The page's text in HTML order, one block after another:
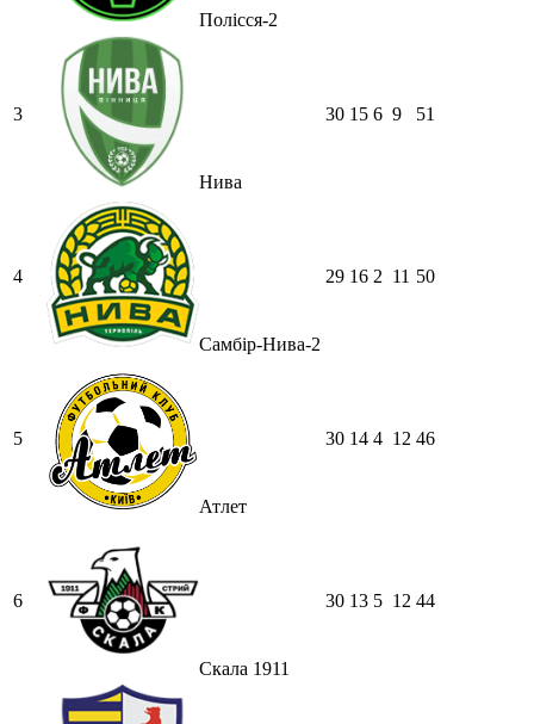
Полісся-2
3
Нива
30 15 6 9 51
4
Самбір-Нива-2
29 16 2 11 50
5
Атлет
30 14 4 12 46
6
Скала 1911
30 13 5 12 44